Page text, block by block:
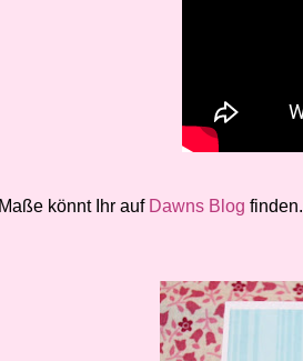
könnt Ihr auf Dawns Blog